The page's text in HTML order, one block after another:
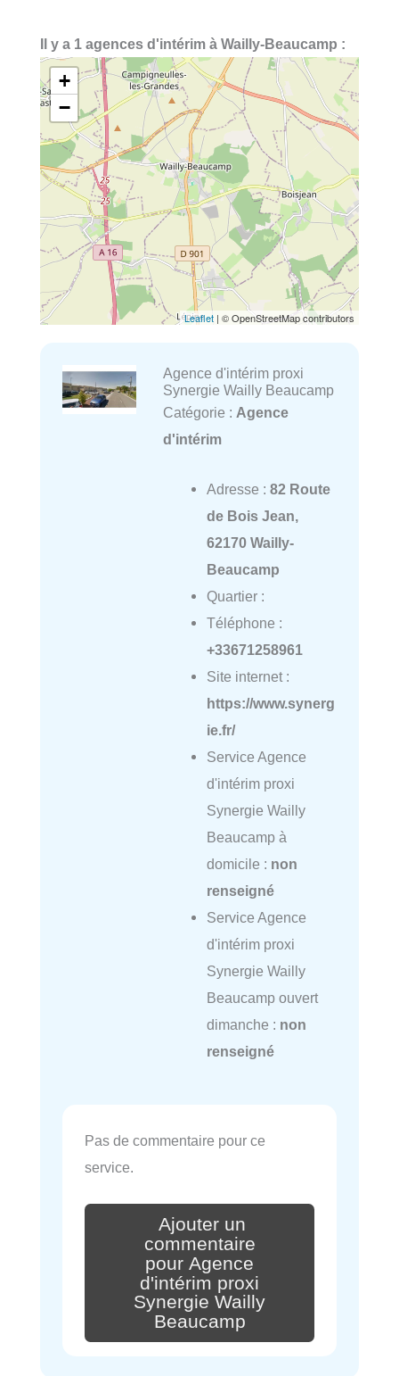
Il y a 1 agences d'intérim à Wailly-Beaucamp :
+
−
Leaflet | © OpenStreetMap contributors
Agence d'intérim proxi
Synergie Wailly Beaucamp
Catégorie : Agence
d'intérim
Adresse : 82 Route
de Bois Jean,
62170 Wailly-
Beaucamp
Quartier :
Téléphone :
+33671258961
Site internet :
https://www.synerg
ie.fr/
Service Agence
d'intérim proxi
Synergie Wailly
Beaucamp à
domicile : non
renseigné
Service Agence
d'intérim proxi
Synergie Wailly
Beaucamp ouvert
dimanche : non
renseigné
Pas de commentaire pour ce
service.
Ajouter un
commentaire
pour Agence
d'intérim proxi
Synergie Wailly
Beaucamp